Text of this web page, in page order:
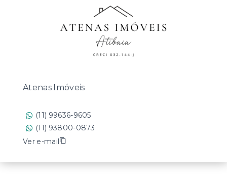
Atenas Imóveis
(11) 99636-9605
(11) 93800-0873
Ver e-mail